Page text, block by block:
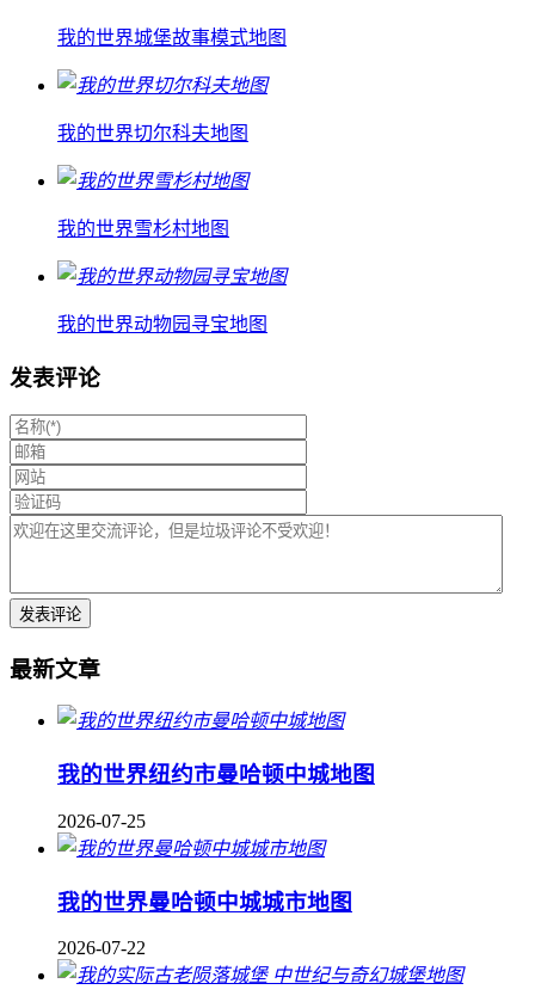
我的世界城堡故事模式地图
我的世界切尔科夫地图
我的世界雪杉村地图
我的世界动物园寻宝地图
发表评论
最新文章
我的世界纽约市曼哈顿中城地图
2026-07-25
我的世界曼哈顿中城城市地图
2026-07-22